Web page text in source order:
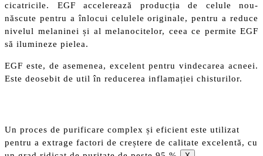
cicatricile. EGF accelerează producția de celule nou-
născute pentru a înlocui celulele originale, pentru a reduce
nivelul melaninei și al melanocitelor, ceea ce permite EGF
să ilumineze pielea.
EGF este, de asemenea, excelent pentru vindecarea acneei.
Este deosebit de util în reducerea inflamației chisturilor.
Un proces de purificare complex și eficient este utilizat
pentru a extrage factori de creștere de calitate excelentă, cu